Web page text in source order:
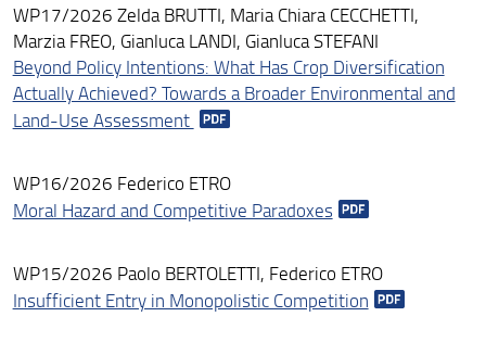
WP17/2026 Zelda BRUTTI, Maria Chiara CECCHETTI,
Marzia FREO, Gianluca LANDI, Gianluca STEFANI
Beyond Policy Intentions: What Has Crop Diversification
Actually Achieved? Towards a Broader Environmental and
Land-Use Assessment
WP16/2026 Federico ETRO
Moral Hazard and Competitive Paradoxes
WP15/2026 Paolo BERTOLETTI, Federico ETRO
Insufficient Entry in Monopolistic Competition